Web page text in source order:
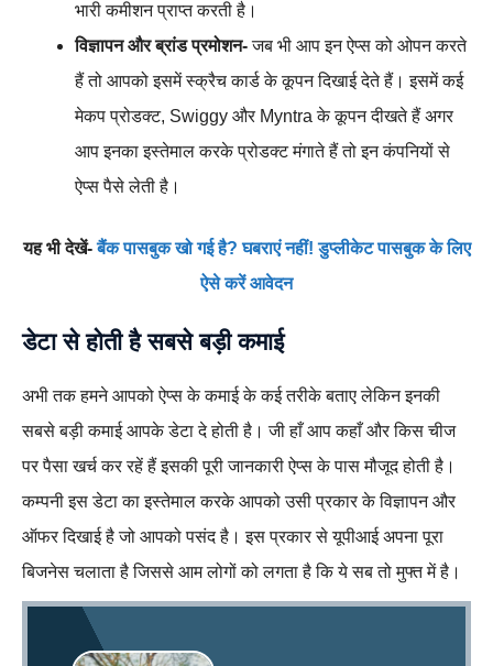
भारी कमीशन प्राप्त करती है।
विज्ञापन और ब्रांड प्रमोशन-जब भी आप इन ऐप्स को ओपन करते
हैं तो आपको इसमें स्क्रैच कार्ड के कूपन दिखाई देते हैं। इसमें कई
मेकप प्रोडक्ट, Swiggy और Myntra के कूपन दीखते हैं अगर
आप इनका इस्तेमाल करके प्रोडक्ट मंगाते हैं तो इन कंपनियों से
ऐप्स पैसे लेती है।
यह भी देखें-बैंक पासबुक खो गई है? घबराएं नहीं! डुप्लीकेट पासबुक के लिए
ऐसे करें आवेदन
डेटा से होती है सबसे बड़ी कमाई
अभी तक हमने आपको ऐप्स के कमाई के कई तरीके बताए लेकिन इनकी
सबसे बड़ी कमाई आपके डेटा दे होती है। जी हाँ आप कहाँ और किस चीज
पर पैसा खर्च कर रहें हैं इसकी पूरी जानकारी ऐप्स के पास मौजूद होती है।
कम्पनी इस डेटा का इस्तेमाल करके आपको उसी प्रकार के विज्ञापन और
ऑफर दिखाई है जो आपको पसंद है। इस प्रकार से यूपीआई अपना पूरा
बिजनेस चलाता है जिससे आम लोगों को लगता है कि ये सब तो मुफ्त में है।